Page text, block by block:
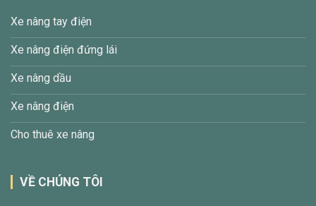
Xe nâng tay điện
Xe nâng điện đứng lái
Xe nâng dầu
Xe nâng điện
Cho thuê xe nâng
VỀ CHÚNG TÔI